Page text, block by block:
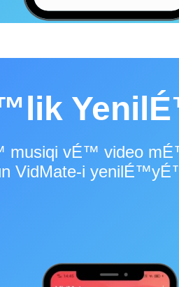
vÉ™ video
VidMate-i